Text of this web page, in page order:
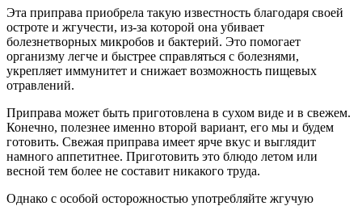
Эта приправа приобрела такую известность благодаря своей
остроте и жгучести, из-за которой она убивает
болезнетворных микробов и бактерий. Это помогает
организму легче и быстрее справляться с болезнями,
укрепляет иммунитет и снижает возможность пищевых
отравлений.
Приправа может быть приготовлена в сухом виде и в свежем.
Конечно, полезнее именно второй вариант, его мы и будем
готовить. Свежая приправа имеет ярче вкус и выглядит
намного аппетитнее. Приготовить это блюдо летом или
весной тем более не составит никакого труда.
Однако с особой осторожностью употребляйте жгучую